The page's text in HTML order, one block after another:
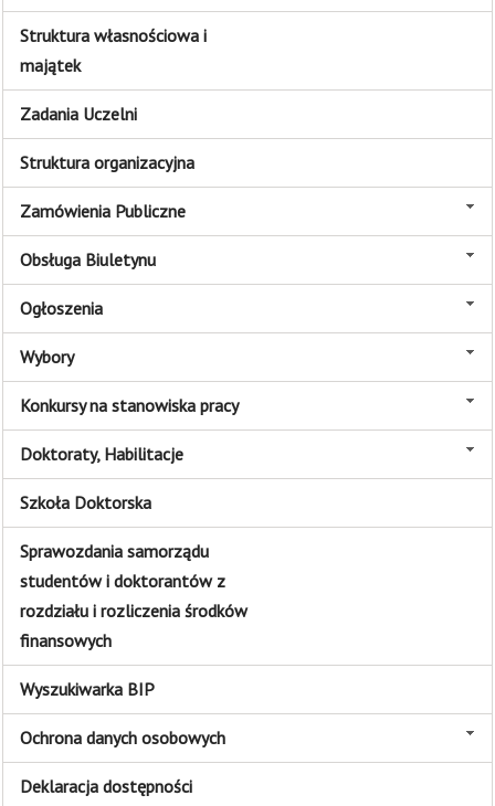
Struktura własnościowa i
majątek
Zadania Uczelni
Struktura organizacyjna
Zamówienia Publiczne
Obsługa Biuletynu
Ogłoszenia
Wybory
Konkursy na stanowiska pracy
Doktoraty, Habilitacje
Szkoła Doktorska
Sprawozdania samorządu
studentów i doktorantów z
rozdziału i rozliczenia środków
finansowych
Wyszukiwarka BIP
Ochrona danych osobowych
Deklaracja dostępności